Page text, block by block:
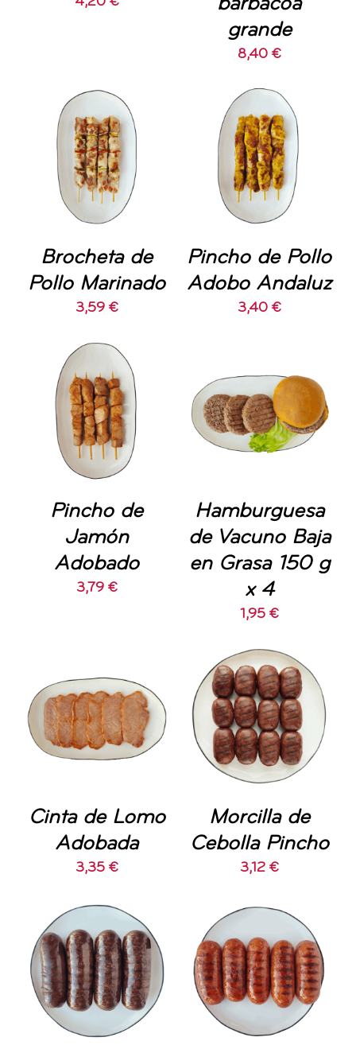
grande
8,40 €
AÑADIR AL
CARRITO
DETALLES
Brocheta de
Pollo Marinado
3,59 €
AÑADIR AL
CARRITO
DETALLES
Pincho de Pollo
Adobo Andaluz
3,40 €
AÑADIR AL
CARRITO
/
DETALLES
Pincho de
Jamón
Adobado
3,79 €
AÑADIR AL
CARRITO
/
DETALLES
Hamburguesa
de Vacuno Baja
en Grasa 150 g
x 4
1,95 €
AÑADIR AL
CARRITO
/
DETALLES
Cinta de Lomo
Adobada
3,35 €
AÑADIR AL
CARRITO
/
DETALLES
Morcilla de
Cebolla Pincho
3,12 €
AÑADIR AL
CARRITO
/
DETALLES
AÑADIR AL
CARRITO
/
DETALLES